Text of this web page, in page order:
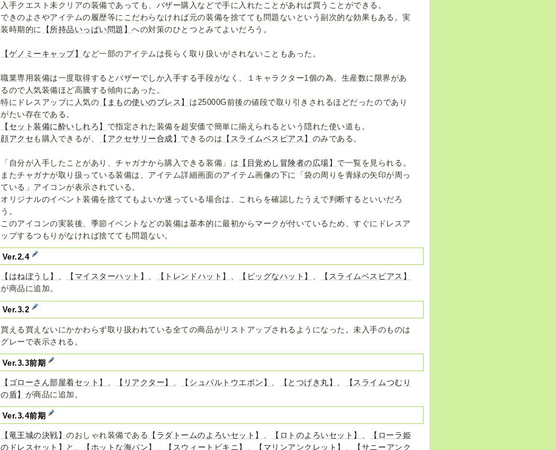
入手クエスト未クリアの装備であっても、バザー購入などで手に入れたことがあれば買うことができる。
できのよさやアイテムの履歴等にこだわらなければ元の装備を捨てても問題ないという副次的な効果もある。実
装時期的に
【所持品いっぱい問題】への対策のひとつとみてよいだろう。
【ゲノミーキャップ】 など一部のアイテムは長らく取り扱いがされないこともあった。
職業専用装備は一度取得するとバザーでしか入手する手段がなく、１キャラクター1個の為、生産数に限界があ
るので人気装備ほど高騰する傾向にあった。
特にドレスアップに人気の 【まもの使いのブレス】 は25000G前後の値段で取り引きされるほどだったのであり
がたい存在である。
【セット装備に酔いしれろ】 で指定された装備を超安価で簡単に揃えられるという隠れた使い道も。
顔アクセ も購入できるが、 【アクセサリー合成】できるのは 【スライムベスピアス】 のみである。
「自分が入手したことがあり、チャガナから購入できる装備」は 【目覚めし冒険者の広場】で一覧を見られる。
またチャガナが取り扱っている装備は、アイテム詳細画面のアイテム画像の下に「袋の周りを青緑の矢印が周っ
ている」アイコンが表示されている。
オリジナルのイベント装備を捨ててもよいか迷っている場合は、これらを確認したうえで判断するといいだろ
う。
このアイコンの実装後、季節イベントなどの装備は基本的に最初からマークが付いているため、すぐにドレスア
ップするつもりがなければ捨てても問題ない。
Ver.2.4
【はねぼうし】 、 【マイスターハット】 、 【トレンドハット】 、 【ビッグなハット】 、
【スライムベスピアス】
が商品に追加。
Ver.3.2
買える買えないにかかわらず取り扱われている全ての商品がリストアップされるようになった。未入手のものは
グレーで表示される。
Ver.3.3前期
【ゴローさん部屋着セット】 、 【リアクター】 、 【シュパルトウエポン】 、 【とつげき丸】 、
【スライムつむり
の盾】 が商品に追加。
Ver.3.4前期
【竜王城の決戦】のおしゃれ装備である 【ラダトームのよろいセット】 、 【ロトのよろいセット】 、
【ローラ姫
のドレスセット】
と、 【ホットな海パン】 、 【スウィートビキニ】 、 【マリンアンクレット】 、
【サニーアンク